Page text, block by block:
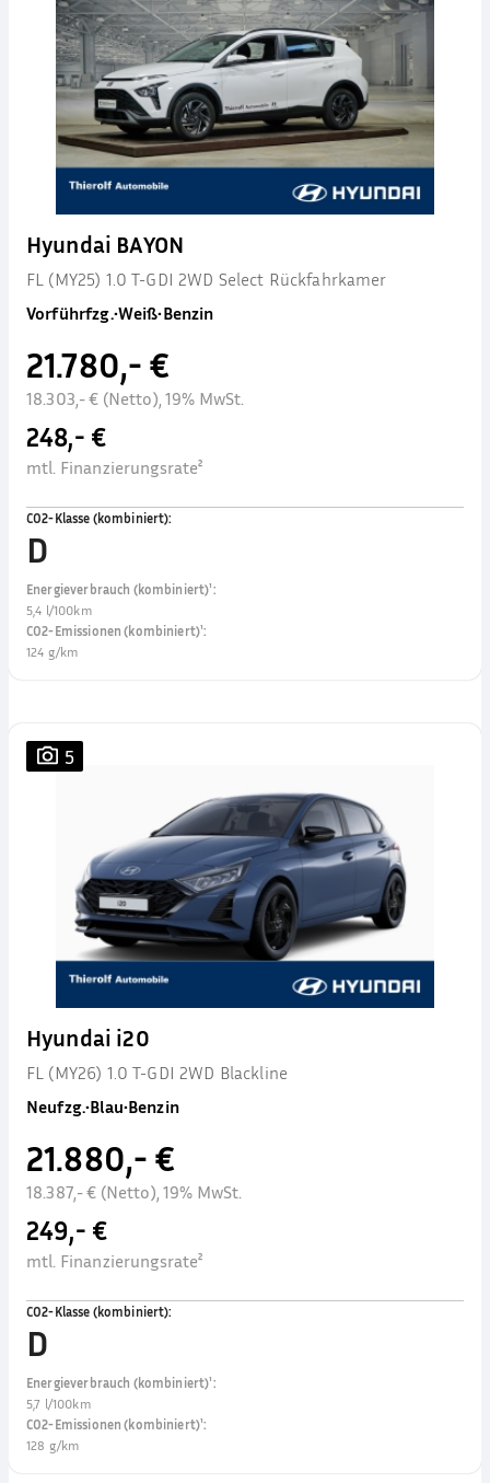
Hyundai BAYON
FL (MY25) 1.0 T-GDI 2WD Select Rückfahrkamer
Vorführfzg.•Weiß•Benzin
21.780,- €
18.303,- € (Netto), 19% MwSt.
248,- €
mtl. Finanzierungsrate²
CO2-Klasse (kombiniert):
D
Energieverbrauch (kombiniert)¹:
5,4 l/100km
CO2-Emissionen (kombiniert)¹:
124 g/km
5
Hyundai i20
FL (MY26) 1.0 T-GDI 2WD Blackline
Neufzg.•Blau•Benzin
21.880,- €
18.387,- € (Netto), 19% MwSt.
249,- €
mtl. Finanzierungsrate²
CO2-Klasse (kombiniert):
D
Energieverbrauch (kombiniert)¹:
5,7 l/100km
CO2-Emissionen (kombiniert)¹:
128 g/km